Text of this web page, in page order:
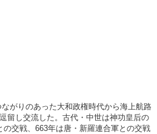
がりのあった大和政権時代から海上航路
留し交流した。古代・中世は神功皇后の
交戦、663年は唐・新羅連合軍との交戦